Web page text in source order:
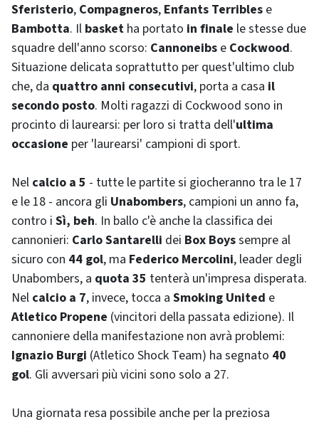
Sferisterio, Compagneros, Enfants Terribles e
Bambotta. Il basket ha portato in finale le stesse due
squadre dell'anno scorso: Cannoneibs e Cockwood.
Situazione delicata soprattutto per quest'ultimo club
che, da quattro anni consecutivi, porta a casa il
secondo posto. Molti ragazzi di Cockwood sono in
procinto di laurearsi: per loro si tratta dell'ultima
occasione per 'laurearsi' campioni di sport.
Nel calcio a 5 - tutte le partite si giocheranno tra le 17
e le 18 - ancora gli Unabombers, campioni un anno fa,
contro i Sì, beh. In ballo c'è anche la classifica dei
cannonieri: Carlo Santarelli dei Box Boyssempre al
sicuro con 44 gol, ma Federico Mercolini, leader degli
Unabombers, a quota 35 tenterà un'impresa disperata.
Nel calcio a 7, invece, tocca a Smoking United e
Atletico Propene (vincitori della passata edizione). Il
cannoniere della manifestazione non avrà problemi:
Ignazio Burgi (Atletico Shock Team) ha segnato 40
gol. Gli avversari più vicini sono solo a 27.
Una giornata resa possibile anche per la preziosa